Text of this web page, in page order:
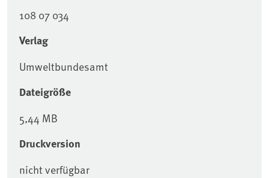
108 07 034
Verlag
Umweltbundesamt
Dateigröße
5,44 MB
Druckversion
nicht verfügbar